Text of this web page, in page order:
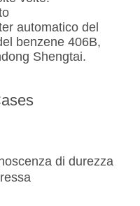
automatico del
benzene 406B,
Shengtai.
di durezza